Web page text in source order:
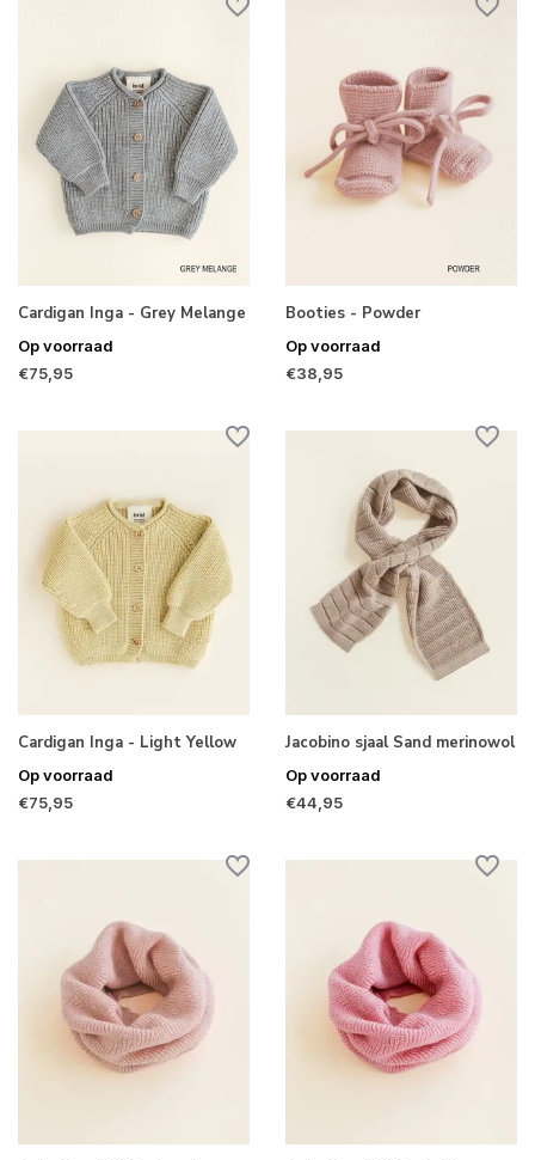
Cardigan Inga - Grey Melange
Op voorraad
€75,95
Booties - Powder
Op voorraad
€38,95
Cardigan Inga - Light Yellow
Op voorraad
€75,95
Jacobino sjaal Sand merinowol
Op voorraad
€44,95